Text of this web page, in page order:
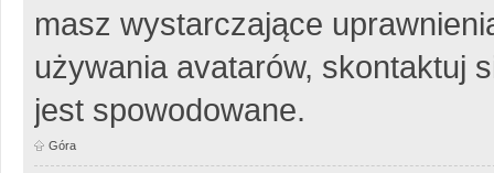
masz wystarczające
używania avatarów, skontaktuj
jest spowodowane.
Góra